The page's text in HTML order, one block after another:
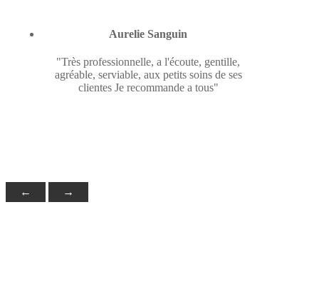
Aurelie Sanguin
"Très professionnelle, a l'écoute, gentille,
agréable, serviable, aux petits soins de ses
clientes Je recommande a tous"
← →